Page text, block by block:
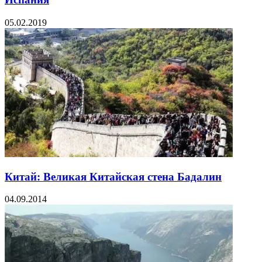
05.02.2019
Китай: Великая Китайская стена Бадалин
04.09.2014